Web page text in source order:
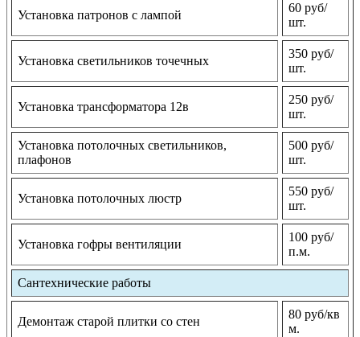
Установка патронов с лампой
60 руб/
шт.
Установка светильников точечных
350 руб/
шт.
Установка трансформатора 12в
250 руб/
шт.
Установка потолочных светильников,
плафонов
500 руб/
шт.
Установка потолочных люстр
550 руб/
шт.
Установка гофры вентиляции
100 руб/
п.м.
Сантехнические работы
Демонтаж старой плитки со стен
80 руб/кв
м.